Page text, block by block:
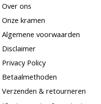
Over ons
Onze kramen
Algemene voorwaarden
Disclaimer
Privacy Policy
Betaalmethoden
Verzenden & retourneren